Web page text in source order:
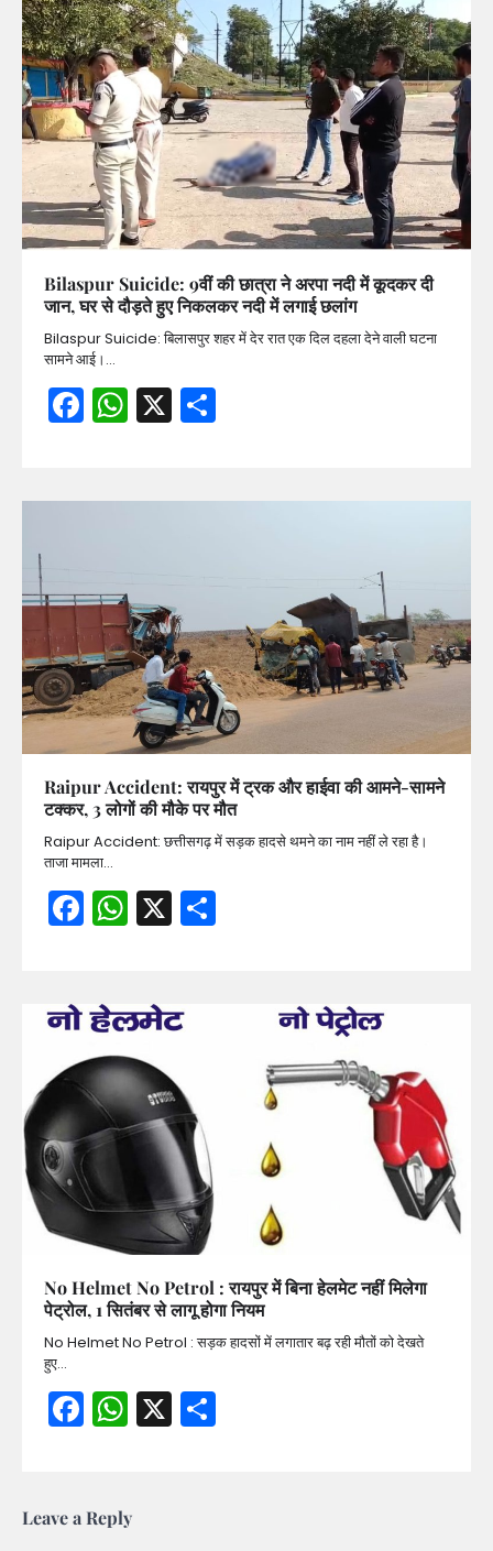
Bilaspur Suicide: 9वीं की छात्रा ने अरपा नदी में कूदकर दी
जान, घर से दौड़ते हुए निकलकर नदी में लगाई छलांग
Bilaspur Suicide: बिलासपुर शहर में देर रात एक दिल दहला देने वाली घटना
सामने आई।…
Facebook
WhatsApp
X
Raipur Accident: रायपुर में ट्रक और हाईवा की आमने-सामने
टक्कर, 3 लोगों की मौके पर मौत
Raipur Accident: छत्तीसगढ़ में सड़क हादसे थमने का नाम नहीं ले रहा है।
ताजा मामला…
Facebook
WhatsApp
X
No Helmet No Petrol : रायपुर में बिना हेलमेट नहीं मिलेगा
पेट्रोल, 1 सितंबर से लागू होगा नियम
No Helmet No Petrol : सड़क हादसों में लगातार बढ़ रही मौतों को देखते
हुए…
Facebook
WhatsApp
X
Leave a Reply